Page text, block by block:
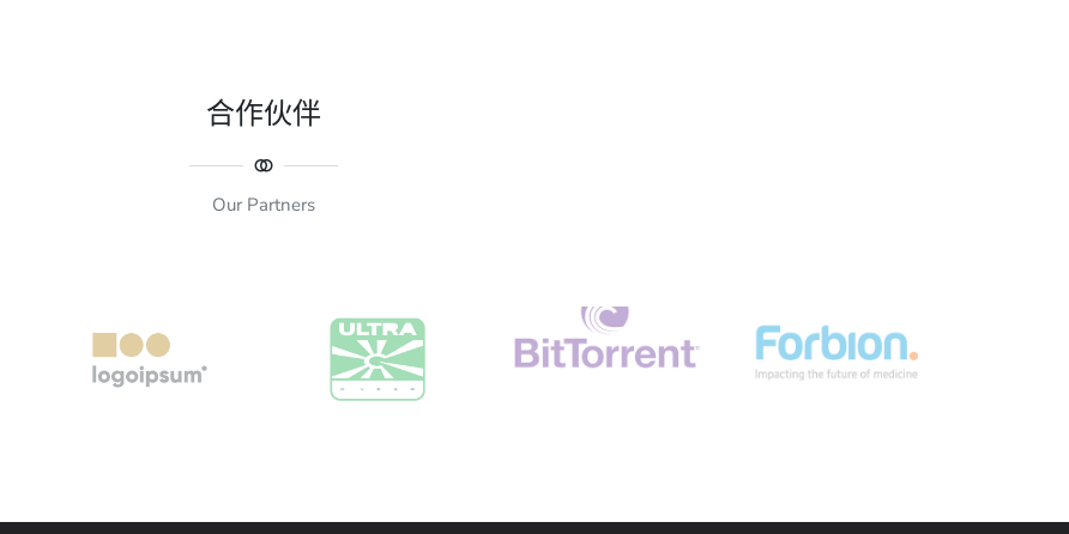
合作伙伴
Our Partners